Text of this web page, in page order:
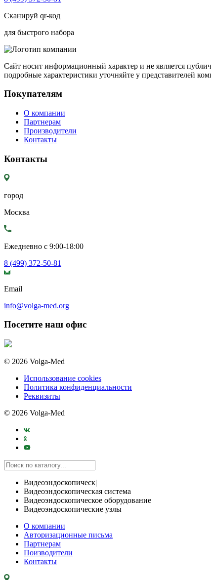
Сканируй qr-код
для быстрого набора
Сайт носит информационный характер и не является
подробные характеристики уточняйте у представителей
Покупателям
О компании
Партнерам
Производители
Контакты
Контакты
город
Москва
Ежедневно с 9:00-18:00
8 (499) 372-50-81
Email
info@volga-med.org
Посетите наш офис
© 2026 Volga-Med
Использование cookies
Политика конфиденциальности
Реквизиты
© 2026 Volga-Med
Видеоэндоскопическ|
Видеоэндоскопическая система
Видеоэндоскопическое оборудование
Видеоэндоскопические узлы
О компании
Авторизационные письма
Партнерам
Поизводители
Контакты